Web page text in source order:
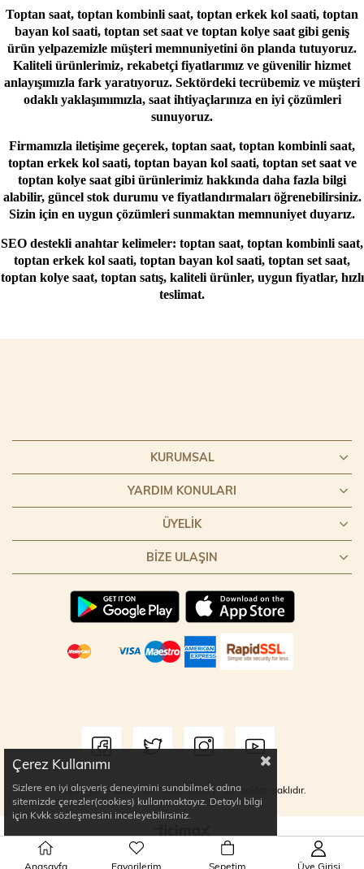
Toptan saat, toptan kombinli saat, toptan erkek kol saati, toptan
bayan kol saati, toptan set saat ve toptan kolye saat gibi geniş
ürün yelpazemizle müşteri memnuniyetini ön planda tutuyoruz.
Kaliteli ürünlerimiz, rekabetçi fiyatlarımız ve güvenilir hizmet
anlayışımızla fark yaratıyoruz. Sektördeki tecrübemiz ve müşteri
odaklı yaklaşımımızla, saat ihtiyaçlarınıza en iyi çözümleri
sunuyoruz.
Firmamızla iletişime geçerek, toptan saat, toptan kombinli saat,
toptan erkek kol saati, toptan bayan kol saati, toptan set saat ve
toptan kolye saat gibi ürünlerimiz hakkında daha fazla bilgi
alabilir, güncel stok durumu ve fiyatlandırmaları öğrenebilirsiniz.
Sizin için en uygun çözümleri sunmaktan memnuniyet duyarız.
SEO destekli anahtar kelimeler: toptan saat, toptan kombinli saat,
toptan erkek kol saati, toptan bayan kol saati, toptan set saat,
toptan kolye saat, toptan satış, kaliteli ürünler, uygun fiyatlar, hızlı
teslimat.
KURUMSAL
YARDIM KONULARI
ÜYELIK
BIZE ULAŞIN
Copyright © 2022 TOPTANCI.COM | Tüm hakları saklıdır.
Çerez Kullanımı
Sizlere en iyi alışveriş deneyimini sunabilmek adına
sitemizde çerezler(cookies) kullanmaktayız. Detaylı bilgi
için Kvkk sözleşmesini inceleyebilirsiniz.
Anasayfa Favorilerim Sepetim Üye Girişi